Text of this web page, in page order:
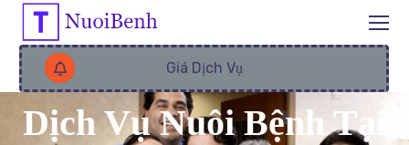
Giá Dịch Vụ
Dịch Vụ Nuôi Bệnh Tại